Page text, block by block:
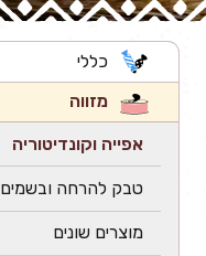
כללי
מזווה
אפייה וקונדיטוריה
טבק להרחה ובשמים
מוצרים שונים